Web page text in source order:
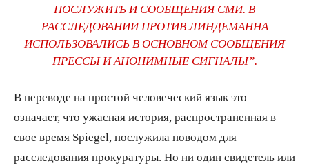
ПОСЛУЖИТЬ И СООБЩЕНИЯ СМИ. В
РАССЛЕДОВАНИИ ПРОТИВ ЛИНДЕМАННА
ИСПОЛЬЗОВАЛИСЬ В ОСНОВНОМ СООБЩЕНИЯ
ПРЕССЫ И АНОНИМНЫЕ СИГНАЛЫ”.
В переводе на простой человеческий язык это
означает, что ужасная история, распространенная в
свое время Spiegel, послужила поводом для
расследования прокуратуры. Но ни один свидетель или